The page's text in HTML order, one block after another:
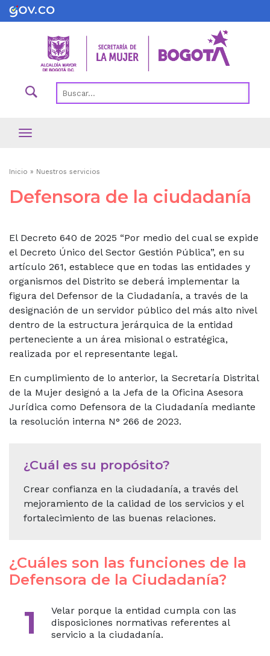
Pasar
al
Ruta
de
Inicio Nuestros servicios
Defensora de la ciudadanía
El Decreto 640 de 2025 “Por medio del cual se expide
el Decreto Único del Sector Gestión Pública”, en su
artículo 261, establece que en todas las entidades y
organismos del Distrito se deberá implementar la
figura del Defensor de la Ciudadanía, a través de la
designación de un servidor público del más alto nivel
dentro de la estructura jerárquica de la entidad
perteneciente a un área misional o estratégica,
realizada por el representante legal.
En cumplimiento de lo anterior, la Secretaría Distrital
de la Mujer designó a la Jefa de la Oficina Asesora
Jurídica como Defensora de la Ciudadanía mediante
la resolución interna N° 266 de 2023.
¿Cuál es su propósito?
Crear confianza en la ciudadanía, a través del
mejoramiento de la calidad de los servicios y el
fortalecimiento de las buenas relaciones.
¿Cuáles son las funciones de la
Defensora de la Ciudadanía?
1
Velar porque la entidad cumpla con las
disposiciones normativas referentes al
servicio a la ciudadanía.